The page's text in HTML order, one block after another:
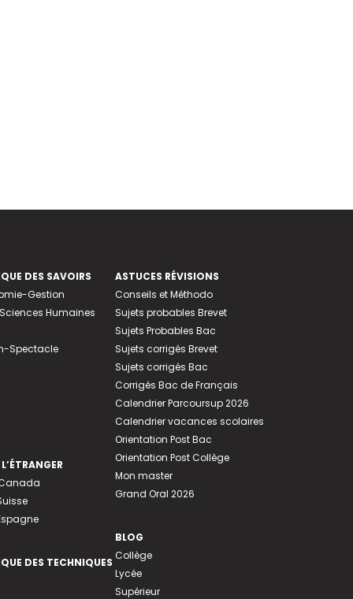
DES SAVOIRS
Gestion
Humaines
Spectacle
DES TECHNIQUES
ASTUCES RÉVISIONS
Conseils et Méthodo
Sujets probables Brevet
Sujets Probables Bac
Sujets corrigés Brevet
Sujets corrigés Bac
Corrigés Bac de Français
Calendrier Parcoursup 2026
Calendrier vacances scolaires
Orientation Post Bac
Orientation Post Collège
Mon master
Grand Oral 2026
BLOG
Collège
Lycée
Supérieur